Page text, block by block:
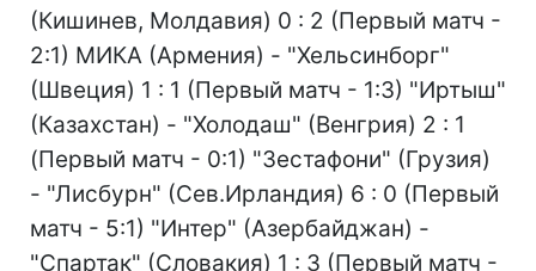
(Кишинев, Молдавия) 0 : 2 (Первый матч -
2:1) МИКА (Армения) - "Хельсинборг"
(Швеция) 1 : 1 (Первый матч - 1:3) "Иртыш"
(Казахстан) - "Холодаш" (Венгрия) 2 : 1
(Первый матч - 0:1) "Зестафони" (Грузия)
- "Лисбурн" (Сев.Ирландия) 6 : 0 (Первый
матч - 5:1) "Интер" (Азербайджан) -
"Спартак" (Словакия) 1 : 3 (Первый матч -